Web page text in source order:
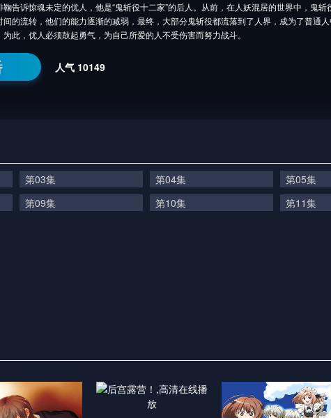
诉惊魂未定的优人，他是“鬼斩役十二家”的后人。从前，在人妖混居的世界中，鬼斩
间的流转，他们的能力逐渐的减弱，最终，大部分鬼斩役都流落到了人界，成为了普通
此，优人必须鼓起勇气，为自己所爱的人不受伤害而努力战斗。
人气 10149
第03集 第04集 第05集
第09集
第10集 第11集